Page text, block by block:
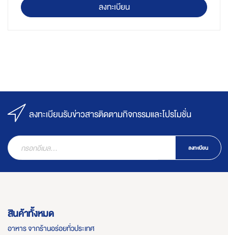
ลงทะเบียน
ลงทะเบียนรับข่าวสารติดตามกิจกรรมและโปรโมชั่น
ลงทะเบียน
สินค้าทั้งหมด
อาหาร จากร้านอร่อยทั่วประเทศ